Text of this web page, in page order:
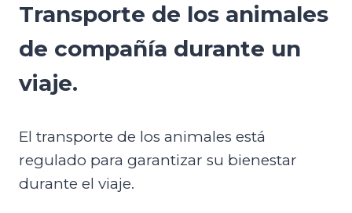
Transporte de los animales
de compañía durante un
viaje.
El transporte de los animales está
regulado para garantizar su bienestar
durante el viaje.